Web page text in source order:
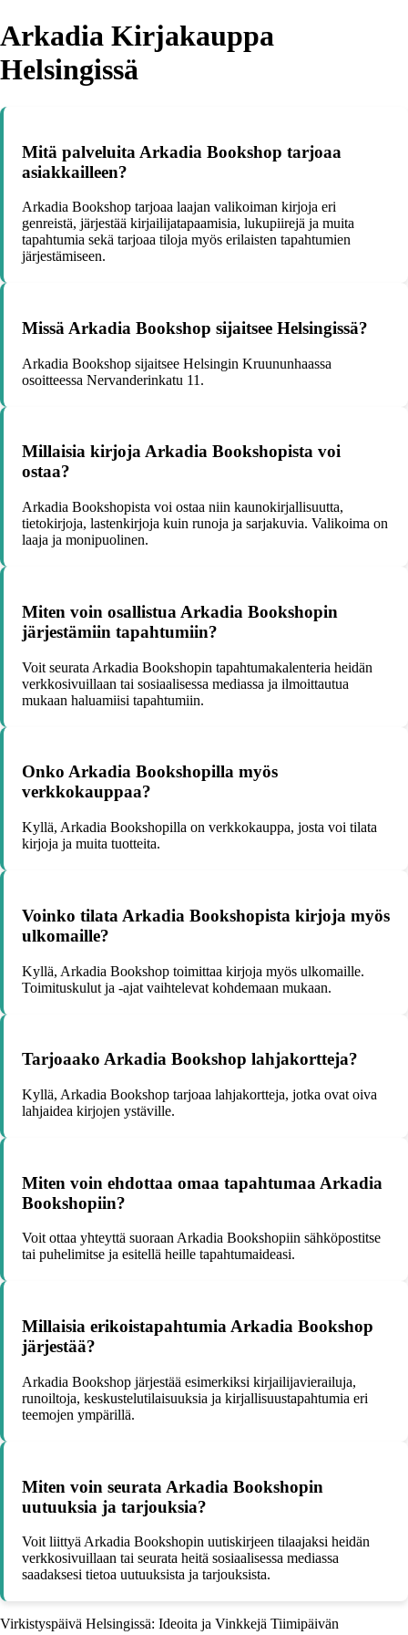
Arkadia Kirjakauppa
Helsingissä
Mitä palveluita Arkadia Bookshop tarjoaa
asiakkailleen?
Arkadia Bookshop tarjoaa laajan valikoiman kirjoja eri
genreistä, järjestää kirjailijatapaamisia, lukupiirejä ja muita
tapahtumia sekä tarjoaa tiloja myös erilaisten tapahtumien
järjestämiseen.
Missä Arkadia Bookshop sijaitsee Helsingissä?
Arkadia Bookshop sijaitsee Helsingin Kruununhaassa
osoitteessa Nervanderinkatu 11.
Millaisia kirjoja Arkadia Bookshopista voi
ostaa?
Arkadia Bookshopista voi ostaa niin kaunokirjallisuutta,
tietokirjoja, lastenkirjoja kuin runoja ja sarjakuvia. Valikoima on
laaja ja monipuolinen.
Miten voin osallistua Arkadia Bookshopin
järjestämiin tapahtumiin?
Voit seurata Arkadia Bookshopin tapahtumakalenteria heidän
verkkosivuillaan tai sosiaalisessa mediassa ja ilmoittautua
mukaan haluamiisi tapahtumiin.
Onko Arkadia Bookshopilla myös
verkkokauppaa?
Kyllä, Arkadia Bookshopilla on verkkokauppa, josta voi tilata
kirjoja ja muita tuotteita.
Voinko tilata Arkadia Bookshopista kirjoja myös
ulkomaille?
Kyllä, Arkadia Bookshop toimittaa kirjoja myös ulkomaille.
Toimituskulut ja -ajat vaihtelevat kohdemaan mukaan.
Tarjoaako Arkadia Bookshop lahjakortteja?
Kyllä, Arkadia Bookshop tarjoaa lahjakortteja, jotka ovat oiva
lahjaidea kirjojen ystäville.
Miten voin ehdottaa omaa tapahtumaa Arkadia
Bookshopiin?
Voit ottaa yhteyttä suoraan Arkadia Bookshopiin sähköpostitse
tai puhelimitse ja esitellä heille tapahtumaideasi.
Millaisia erikoistapahtumia Arkadia Bookshop
järjestää?
Arkadia Bookshop järjestää esimerkiksi kirjailijavierailuja,
runoiltoja, keskustelutilaisuuksia ja kirjallisuustapahtumia eri
teemojen ympärillä.
Miten voin seurata Arkadia Bookshopin
uutuuksia ja tarjouksia?
Voit liittyä Arkadia Bookshopin uutiskirjeen tilaajaksi heidän
verkkosivuillaan tai seurata heitä sosiaalisessa mediassa
saadaksesi tietoa uutuuksista ja tarjouksista.
Virkistyspäivä Helsingissä: Ideoita ja Vinkkejä Tiimipäivän